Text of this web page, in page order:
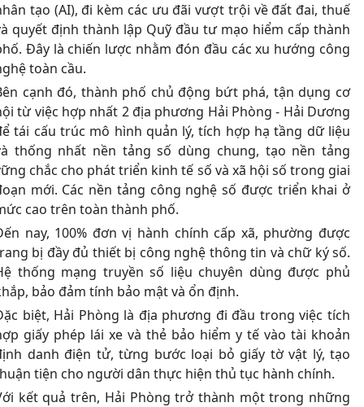
tạo (AI), đi kèm các ưu đãi vượt trội về đất đai, thuế
quyết định thành lập Quỹ đầu tư mạo hiểm cấp thành
Đây là chiến lược nhằm đón đầu các xu hướng công
toàn cầu.
cạnh đó, thành phố chủ động bứt phá, tận dụng cơ
từ việc hợp nhất 2 địa phương Hải Phòng - Hải Dương
tái cấu trúc mô hình quản lý, tích hợp hạ tầng dữ liệu
thống nhất nền tảng số dùng chung, tạo nền tảng
chắc cho phát triển kinh tế số và xã hội số trong giai
mới. Các nền tảng công nghệ số được triển khai ở
cao trên toàn thành phố.
nay, 100% đơn vị hành chính cấp xã, phường được
bị đầy đủ thiết bị công nghệ thông tin và chữ ký số.
thống mạng truyền số liệu chuyên dùng được phủ
bảo đảm tính bảo mật và ổn định.
biệt, Hải Phòng là địa phương đi đầu trong việc tích
giấy phép lái xe và thẻ bảo hiểm y tế vào tài khoản
danh điện tử, từng bước loại bỏ giấy tờ vật lý, tạo
tiện cho người dân thực hiện thủ tục hành chính.
kết quả trên, Hải Phòng trở thành một trong những